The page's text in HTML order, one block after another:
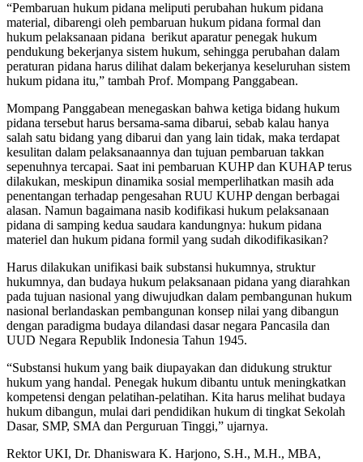
“Pembaruan hukum pidana meliputi perubahan hukum pidana
material, dibarengi oleh pembaruan hukum pidana formal dan
hukum pelaksanaan pidana berikut aparatur penegak hukum
pendukung bekerjanya sistem hukum, sehingga perubahan dalam
peraturan pidana harus dilihat dalam bekerjanya keseluruhan sistem
hukum pidana itu,” tambah Prof. Mompang Panggabean.
Mompang Panggabean menegaskan bahwa ketiga bidang hukum
pidana tersebut harus bersama-sama dibarui, sebab kalau hanya
salah satu bidang yang dibarui dan yang lain tidak, maka terdapat
kesulitan dalam pelaksanaannya dan tujuan pembaruan takkan
sepenuhnya tercapai. Saat ini pembaruan KUHP dan KUHAP terus
dilakukan, meskipun dinamika sosial memperlihatkan masih ada
penentangan terhadap pengesahan RUU KUHP dengan berbagai
alasan. Namun bagaimana nasib kodifikasi hukum pelaksanaan
pidana di samping kedua saudara kandungnya: hukum pidana
materiel dan hukum pidana formil yang sudah dikodifikasikan?
Harus dilakukan unifikasi baik substansi hukumnya, struktur
hukumnya, dan budaya hukum pelaksanaan pidana yang diarahkan
pada tujuan nasional yang diwujudkan dalam pembangunan hukum
nasional berlandaskan pembangunan konsep nilai yang dibangun
dengan paradigma budaya dilandasi dasar negara Pancasila dan
UUD Negara Republik Indonesia Tahun 1945.
“Substansi hukum yang baik diupayakan dan didukung struktur
hukum yang handal. Penegak hukum dibantu untuk meningkatkan
kompetensi dengan pelatihan-pelatihan. Kita harus melihat budaya
hukum dibangun, mulai dari pendidikan hukum di tingkat Sekolah
Dasar, SMP, SMA dan Perguruan Tinggi,” ujarnya.
Rektor UKI, Dr. Dhaniswara K. Harjono, S.H., M.H., MBA,